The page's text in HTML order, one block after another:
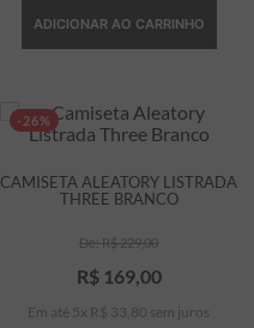
ADICIONAR AO CARRINHO
-26%
CAMISETA ALEATORY LISTRADA
THREE BRANCO
R$229,00
R$ 169,00
Em até 5 x R$ 33 80 sem juros